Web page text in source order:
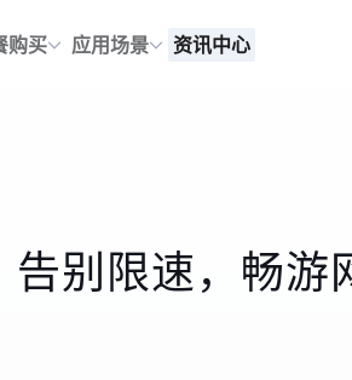
购买 应用场景 资讯中心
别限速，畅游